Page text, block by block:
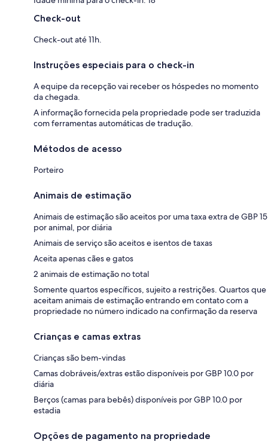
Check-out
Check-out até 11h.
Instruções especiais para o check-in
A equipe da recepção vai receber os hóspedes no momento
da chegada.
A informação fornecida pela propriedade pode ser traduzida
com ferramentas automáticas de tradução.
Métodos de acesso
Porteiro
Animais de estimação
Animais de estimação são aceitos por uma taxa extra de GBP 15
por animal, por diária
Animais de serviço são aceitos e isentos de taxas
Aceita apenas cães e gatos
2 animais de estimação no total
Somente quartos específicos, sujeito a restrições. Quartos que
aceitam animais de estimação entrando em contato com a
propriedade no número indicado na confirmação da reserva
Crianças e camas extras
Crianças são bem-vindas
Camas dobráveis/extras estão disponíveis por GBP 10.0 por
diária
Berços (camas para bebês) disponíveis por GBP 10.0 por
estadia
Opções de pagamento na propriedade